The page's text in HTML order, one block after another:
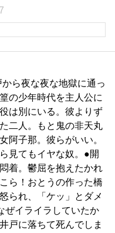
ら夜な夜な地獄に通っ
の少年時代を主人公に
は別にいる。彼よりず
二人。もと鬼の非天丸
阿子那。彼らがいい。
見てもイヤな奴。●開
着。鬱屈を抱えたかれ
ら！おとうの作った橋
られ、「ケッ」とダメ
ぜイライラしていたか
戸に落ちて死んでしま